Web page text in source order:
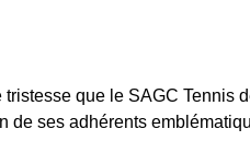
tristesse que le SAGC Tennis
de ses adhérents